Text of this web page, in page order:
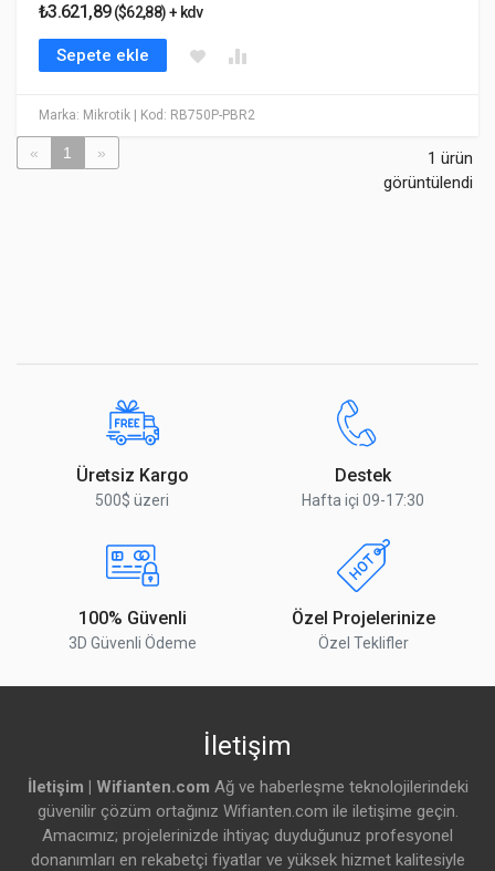
Marka: Mikrotik | Kod: RB750P-PBR2
₺3.621,89($62,88) + kdv
Sepete ekle
« 1 »
1 ürün
görüntülendi
Üretsiz Kargo
500$ üzeri
Destek
Hafta içi 09-17:30
100% Güvenli
3D Güvenli Ödeme
Özel Projelerinize
Özel Teklifler
İletişim
İletişim | Wifianten.com Ağ ve haberleşme teknolojilerindeki
güvenilir çözüm ortağınız Wifianten.com ile iletişime geçin.
Amacımız; projelerinizde ihtiyaç duyduğunuz profesyonel
donanımları en rekabetçi fiyatlar ve yüksek hizmet kalitesiyle